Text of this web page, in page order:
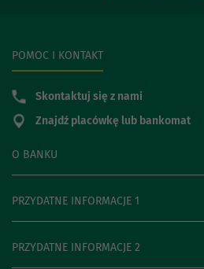
O BANKU
PRZYDATNE INFORMACJE 1
PRZYDATNE INFORMACJE 2
POMOC I KONTAKT
Skontaktuj się z nami
Znajdź placówkę lub bankomat